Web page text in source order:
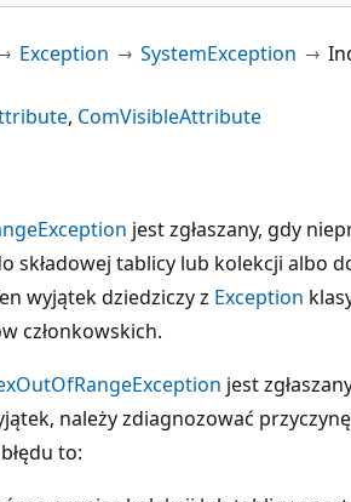
Exception SystemException
ComVisibleAttribute
jest zgłaszany, gdy
składowej tablicy lub kolekcji albo
wyjątek dziedziczy z Exception
członkowskich.
jest
należy zdiagnozować
to: